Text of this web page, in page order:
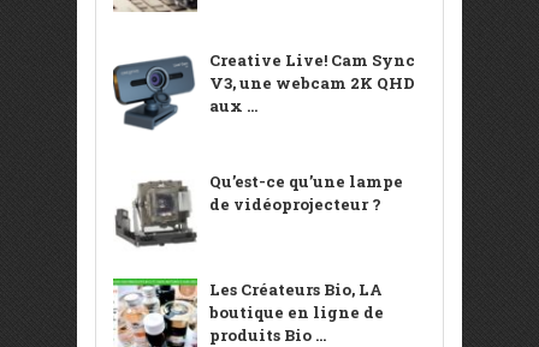
Creative Live! Cam Sync
V3, une webcam 2K QHD
aux ...
Qu’est-ce qu’une lampe
de vidéoprojecteur ?
Les Créateurs Bio, LA
boutique en ligne de
produits Bio ...